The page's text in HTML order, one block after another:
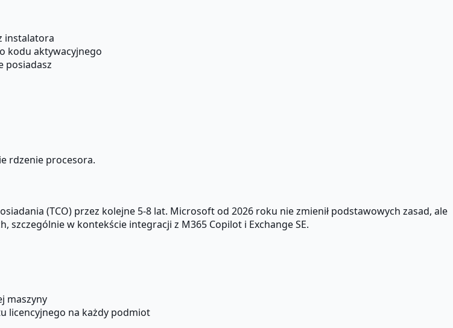
instalatora
kodu aktywacyjnego
posiadasz
rdzenie procesora.
(TCO) przez kolejne 5-8 lat. Microsoft od 2026 roku nie zmienił podstawowych zasad, ale
w kontekście integracji z M365 Copilot i Exchange SE.
maszyny
licencyjnego na każdy podmiot